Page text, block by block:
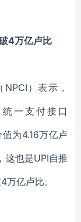
4万亿卢比
NPCI）表示，
一支付接口
为4.16万亿卢
这也是UPI自推
亿卢比。